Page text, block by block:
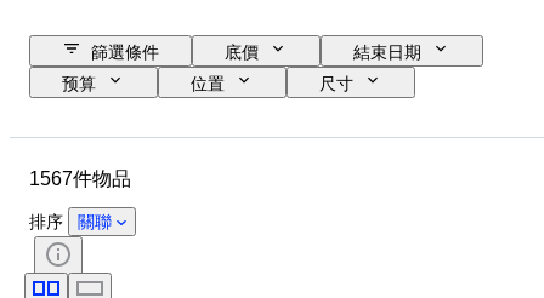
篩選條件 底價
結束日期
预算
位置
尺寸
狀態
標題
簽名
時代
1567件物品
排序 關聯